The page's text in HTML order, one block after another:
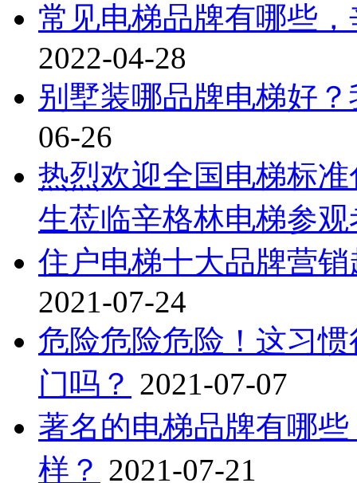
常见电梯品牌有哪些
2022-04-28
别墅装哪品牌电梯好
06-26
热烈欢迎全国电梯标
生莅临辛格林电梯参观
住户电梯十大品牌营
2021-07-24
危险危险危险！这习
门吗？ 2021-07-07
著名的电梯品牌有哪
样？ 2021-07-21